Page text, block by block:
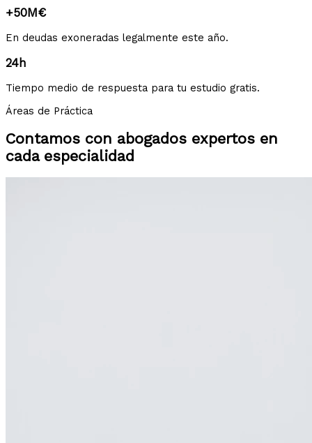
+50M€
En deudas exoneradas legalmente este año.
24h
Tiempo medio de respuesta para tu estudio gratis.
Áreas de Práctica
Contamos con abogados expertos en
cada especialidad